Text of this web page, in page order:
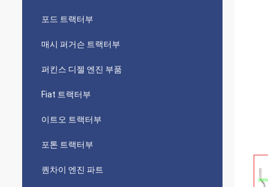
포드 트랙터부
매시 퍼거슨 트랙터부
퍼킨스 디젤 엔진 부품
Fiat 트랙터부
이트오 트랙터부
포톤 트랙터부
퀀차이 엔진 파트